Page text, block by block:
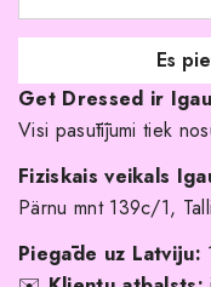
Veikali
Kāpēc izvēlēties mūs?
Get Dressed ir
Visi pasūtījumi tiek
Fiziskais veikals
Pärnu mnt 139c/1,
Piegāde uz Latviju: